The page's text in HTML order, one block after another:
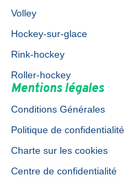
Volley
Hockey-sur-glace
Rink-hockey
Roller-hockey
Mentions légales
Conditions Générales
Politique de confidentialité
Charte sur les cookies
Centre de confidentialité